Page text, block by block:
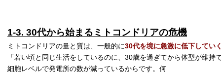
1-3. 30代から始まるミトコンドリアの危機
ミトコンドリアの量と質は、一般的に30代を境に急激に低下してい
「若い頃と同じ生活をしているのに、30歳を過ぎてから体型が維持
細胞レベルで発電所の数が減っているからです。何